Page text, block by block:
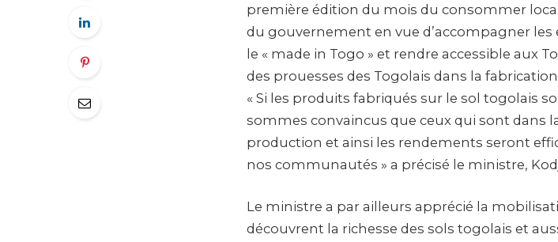
première édition du mois du consommer
du gouvernement en vue d’accompagner
le « made in Togo » et rendre accessible aux
des prouesses des Togolais dans la
« Si les produits fabriqués sur le sol togolais
sommes convaincus que ceux qui sont
production et ainsi les rendements seront
nos communautés » a précisé le ministre,
Le ministre a par ailleurs apprécié la
découvrent la richesse des sols togolais et